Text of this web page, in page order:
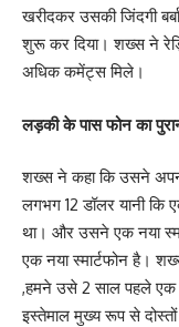
खरीदकर उसकी जिंदगी
शुरू कर दिया। शख्स ने
अधिक कमेंट्स मिले।
लड़की के पास फोन का
शख्स ने कहा कि उसने
लगभग 12 डॉलर यानी कि
था। और उसने एक नया
एक नया स्मार्टफोन है।
,हमने उसे 2 साल पहले एक
इस्तेमाल मुख्य रूप से